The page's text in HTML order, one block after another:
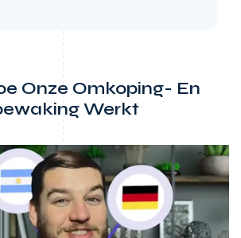
Onze Omkoping- En
Werkt